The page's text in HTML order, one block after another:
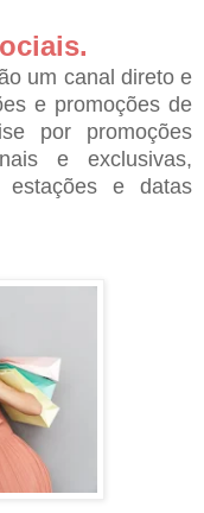
um canal direto e
e promoções de
por promoções
e exclusivas,
estações e datas